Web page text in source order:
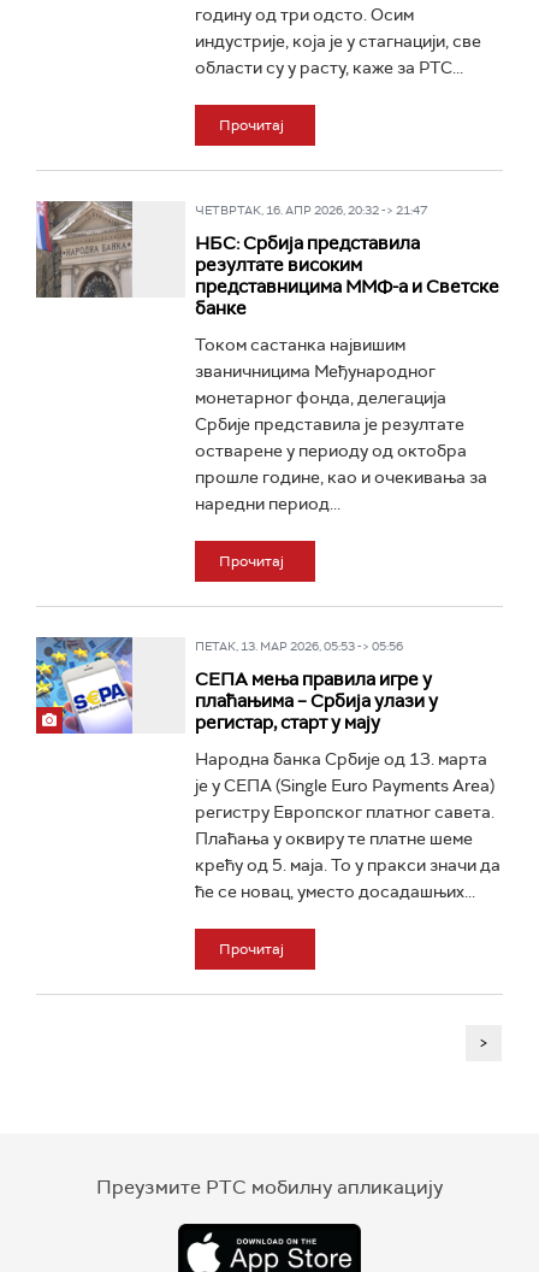
годину од три одсто. Осим
индустрије, која је у стагнацији, све
области су у расту, каже за РТС...
Прочитај
ЧЕТВРТАК, 16. АПР 2026, 20:32 -> 21:47
НБС: Србија представила
резултате високим
представницима ММФ-а и Светске
банке
Током састанка највишим
званичницима Међународног
монетарног фонда, делегација
Србије представила је резултате
остварене у периоду од октобра
прошле године, као и очекивања за
наредни период...
Прочитај
ПЕТАК, 13. МАР 2026, 05:53 -> 05:56
СЕПА мења правила игре у
плаћањима – Србија улази у
регистар, старт у мају
Народна банка Србије од 13. марта
је у СЕПА (Single Euro Payments Area)
регистру Европског платног савета.
Плаћања у оквиру те платне шеме
крећу од 5. маја. То у пракси значи да
ће се новац, уместо досадашњих...
Прочитај
>
Преузмите РТС мобилну апликацију